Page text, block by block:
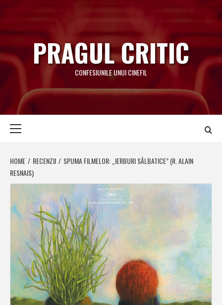
to
content
PRAGUL CRITIC
CONFESIUNILE UNUI CINEFIL
HOME RECENZII
SPUMA FILMELOR: „IERBURI SĂLBATICE” (R. ALAIN
RESNAIS)